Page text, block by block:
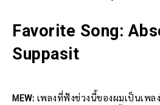
Favorite Song:
Suppasit
MEW: เพลงที่ฟังช่วงนี้ของผมเป็นเพล